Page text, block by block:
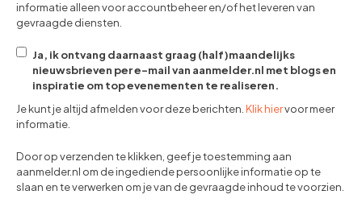
informatie alleen voor accountbeheer en/of het leveren van
gevraagde diensten.
Ja, ik ontvang daarnaast graag (half)maandelijks
nieuwsbrieven per e-mail van aanmelder.nl met blogs en
inspiratie om top evenementen te realiseren.
Je kunt je altijd afmelden voor deze berichten. Klik hiervoor meer
informatie.
Door op verzenden te klikken, geef je toestemming aan
aanmelder.nl om de ingediende persoonlijke informatie op te
slaan en te verwerken om je van de gevraagde inhoud te voorzien.